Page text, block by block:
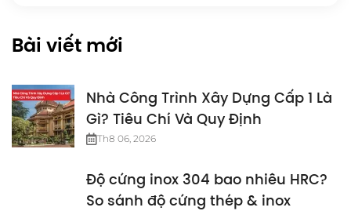
Bài viết mới
Nhà Công Trình Xây Dựng Cấp 1 Là
Gì? Tiêu Chí Và Quy Định
Th8 06, 2026
Độ cứng inox 304 bao nhiêu HRC?
So sánh độ cứng thép & inox